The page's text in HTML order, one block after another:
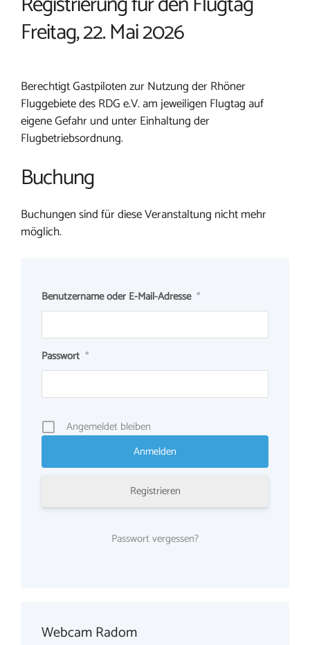
Freitag, 22. Mai 2026
Berechtigt Gastpiloten zur Nutzung der Rhöner
Fluggebiete des RDG e.V. am jeweiligen Flugtag auf
eigene Gefahr und unter Einhaltung der
Flugbetriebsordnung.
Buchung
Buchungen sind für diese Veranstaltung nicht mehr
möglich.
Benutzername oder E-Mail-Adresse *
Passwort *
Angemeldet bleiben
Registrieren
Passwort vergessen?
Webcam Radom